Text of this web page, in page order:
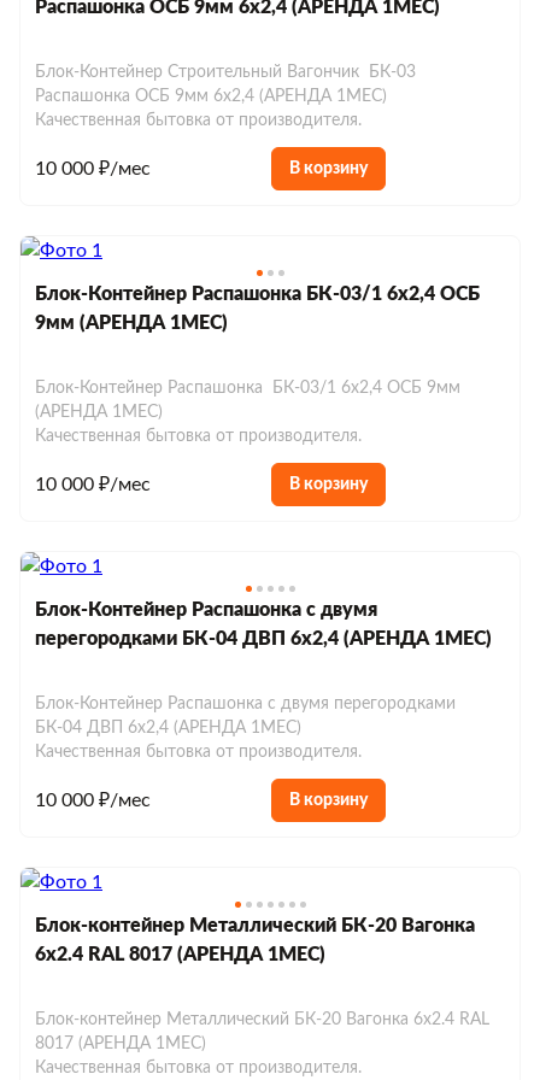
Распашонка ОСБ 9мм 6х2,4 (АРЕНДА 1МЕС)
Блок-Контейнер Строительный Вагончик БК-03
Распашонка ОСБ 9мм 6х2,4 (АРЕНДА 1МЕС)
Качественная бытовка от производителя.
10 000 ₽/мес В корзину
Блок-Контейнер Распашонка БК-03/1 6х2,4 ОСБ
9мм (АРЕНДА 1МЕС)
Блок-Контейнер Распашонка БК-03/1 6х2,4 ОСБ 9мм
(АРЕНДА 1МЕС)
Качественная бытовка от производителя.
10 000 ₽/мес В корзину
Блок-Контейнер Распашонка с двумя
перегородками БК-04 ДВП 6х2,4 (АРЕНДА 1МЕС)
Блок-Контейнер Распашонка с двумя перегородками
БК-04 ДВП 6х2,4 (АРЕНДА 1МЕС)
Качественная бытовка от производителя.
10 000 ₽/мес В корзину
Блок-контейнер Металлический БК-20 Вагонка
6х2.4 RAL 8017 (АРЕНДА 1МЕС)
Блок-контейнер Металлический БК-20 Вагонка 6х2.4 RAL
8017 (АРЕНДА 1МЕС)
Качественная бытовка от производителя.